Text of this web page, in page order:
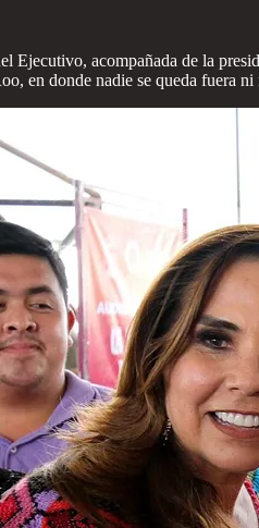
Ejecutivo, acompañada de la
en donde nadie se queda fuera ni